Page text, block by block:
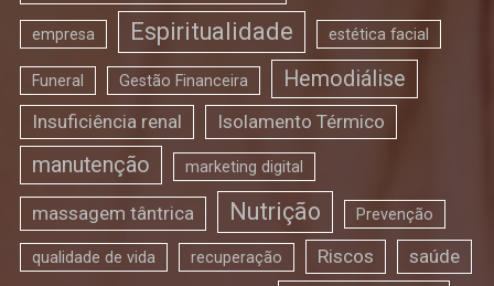
empresa Espiritualidade estética facial
Funeral Gestão Financeira Hemodiálise
Insuficiência renal Isolamento Térmico
manutenção marketing digital
massagem tântrica Nutrição Prevenção
qualidade de vida recuperação Riscos saúde